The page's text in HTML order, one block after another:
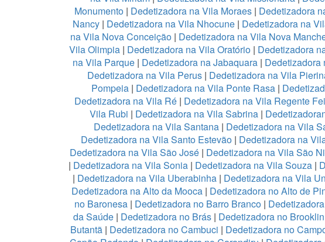
Monumento| Dedetizadora na Vila Moraes| Dedetizadora
Nancy| Dedetizadora na Vila Nhocune| Dedetizadora na
na Vila Nova Conceição | Dedetizadora na Vila Nova
Vila Olimpia | Dedetizadora na Vila Oratório | Dedetizadora
na Vila Parque | Dedetizadora na Jabaquara |
Dedetizadora na Vila Perus| Dedetizadora na Vila
Pompeia| Dedetizadora na Vila Ponte Rasa|
Dedetizadora na Vila Ré | Dedetizadora na Vila Regente
Vila Rubi | Dedetizadora na Vila Sabrina |
Dedetizadora na Vila Santana | Dedetizadora na Vila
Dedetizadora na Vila Santo Estevão | Dedetizadora na
Dedetizadora na Vila São José | Dedetizadora na Vila São
| Dedetizadora na Vila Sonia | Dedetizadora na Vila Souza |
| Dedetizadora na Vila Uberabinha| Dedetizadora na Vila
Dedetizadora na Alto da Mooca| Dedetizadora no Alto de
no Baronesa| Dedetizadora no Barro Branco|
da Saúde| Dedetizadora no Brás| Dedetizadora no
Butantã | Dedetizadora no Cambuci | Dedetizadora no